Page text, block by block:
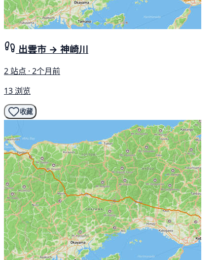
出雲市 → 神崎川
2 站点 · 2个月前
13 浏览
收藏